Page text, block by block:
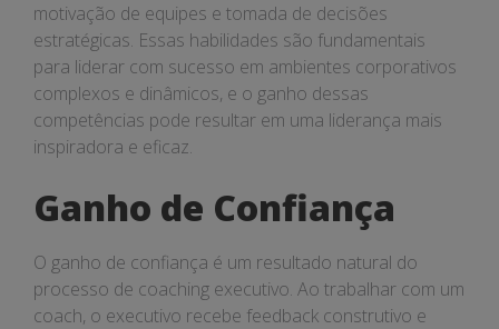
motivação de equipes e tomada de decisões
estratégicas. Essas habilidades são fundamentais
para liderar com sucesso em ambientes corporativos
complexos e dinâmicos, e o ganho dessas
competências pode resultar em uma liderança mais
inspiradora e eficaz.
Ganho de Confiança
O ganho de confiança é um resultado natural do
processo de coaching executivo. Ao trabalhar com um
coach, o executivo recebe feedback construtivo e